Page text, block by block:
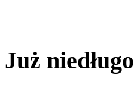
Już niedługo